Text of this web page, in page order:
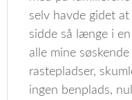
selv havde gidet
sidde så længe i
alle mine
rastepladser,
ingen benplads,